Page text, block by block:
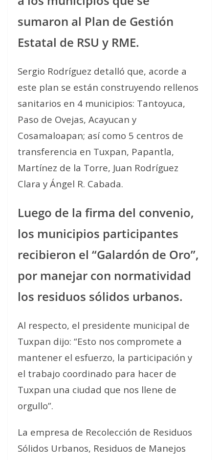
sumaron al Plan de Gestión
Estatal de RSU y RME.
Sergio Rodríguez detalló que, acorde a
este plan se están construyendo rellenos
sanitarios en 4 municipios: Tantoyuca,
Paso de Ovejas, Acayucan y
Cosamaloapan; así como 5 centros de
transferencia en Tuxpan, Papantla,
Martínez de la Torre, Juan Rodríguez
Clara y Ángel R. Cabada.
Luego de la firma del convenio,
los municipios participantes
recibieron el “Galardón de Oro”,
por manejar con normatividad
los residuos sólidos urbanos.
Al respecto, el presidente municipal de
Tuxpan dijo: “Esto nos compromete a
mantener el esfuerzo, la participación y
el trabajo coordinado para hacer de
Tuxpan una ciudad que nos llene de
orgullo”.
La empresa de Recolección de Residuos
Sólidos Urbanos, Residuos de Manejos